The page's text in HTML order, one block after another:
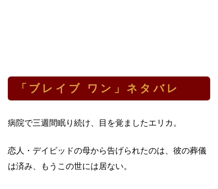
「ブレイブ ワン」ネタバレ
病院で三週間眠り続け、目を覚ましたエリカ。
恋人・デイビッドの母から告げられたのは、彼の葬儀
は済み、もうこの世には居ない。